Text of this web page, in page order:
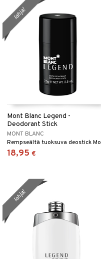
Mont Blanc Legend -
Deodorant Stick
MONT BLANC
18,95 €
lahja!
lahja!